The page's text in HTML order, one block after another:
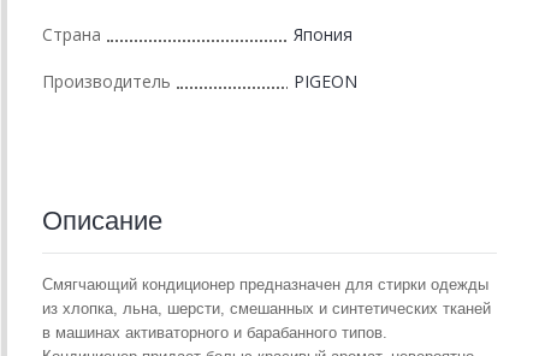
Страна Япония
Производитель PIGEON
Описание
Смягчающий кондиционер предназначен для стирки одежды
из хлопка, льна, шерсти, смешанных и синтетических тканей
в машинах активаторного и барабанного типов.